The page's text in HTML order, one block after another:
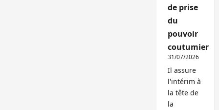
de prise
du
pouvoir
coutumier
31/07/2026
Il assure
l'intérim à
la tête de
la